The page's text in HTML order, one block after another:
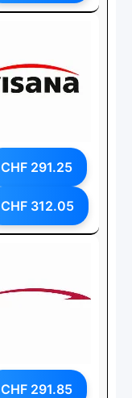
CHF 291.25
CHF 312.05
CHF 291.85